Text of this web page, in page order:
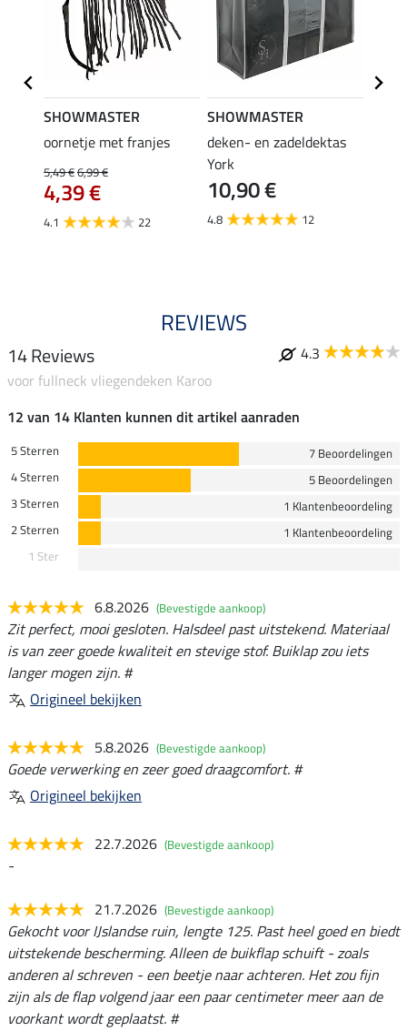
SHOWMASTER
oornetje met franjes
5,49 €6,99 €
4,39 €
4.1 22
SHOWMASTER
deken- en zadeldektas
York
10,90 €
4.8 12
REVIEWS
14 Reviews
4.3
voor fullneck vliegendeken Karoo
12 van 14 Klanten kunnen dit artikel aanraden
5 Sterren
7 Beoordelingen
4 Sterren
5 Beoordelingen
3 Sterren
1 Klantenbeoordeling
2 Sterren
1 Klantenbeoordeling
1 Ster
6.8.2026 (Bevestigde aankoop)
Zit perfect, mooi gesloten. Halsdeel past uitstekend. Materiaal
is van zeer goede kwaliteit en stevige stof. Buiklap zou iets
langer mogen zijn. #
Origineel bekijken
5.8.2026 (Bevestigde aankoop)
Goede verwerking en zeer goed draagcomfort. #
Origineel bekijken
22.7.2026 (Bevestigde aankoop)
-
21.7.2026 (Bevestigde aankoop)
Gekocht voor IJslandse ruin, lengte 125. Past heel goed en biedt
uitstekende bescherming. Alleen de buikflap schuift - zoals
anderen al schreven - een beetje naar achteren. Het zou fijn
zijn als de flap volgend jaar een paar centimeter meer aan de
voorkant wordt geplaatst. #